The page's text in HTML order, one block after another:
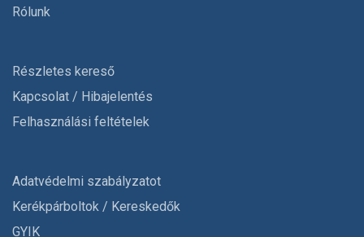
Rólunk
Részletes kereső
Kapcsolat / Hibajelentés
Felhasználási feltételek
Adatvédelmi szabályzatot
Kerékpárboltok / Kereskedők
GYIK